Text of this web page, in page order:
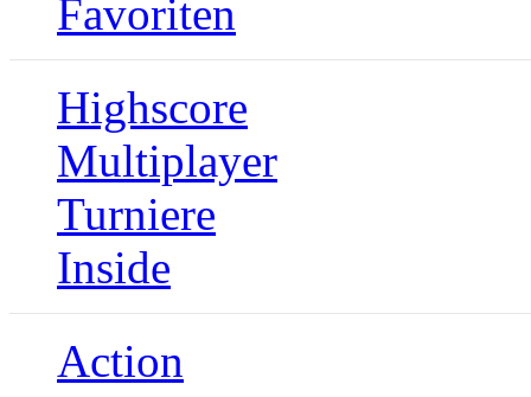
Favoriten
Highscore
Multiplayer
Turniere
Inside
Action